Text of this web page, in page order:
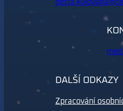
DALŠÍ ODKAZY
Zpracování